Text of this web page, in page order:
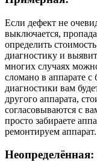
Если дефект не
выключается,
определить
диагностику и
многих случаях
сломано в аппарате с
диагностики вам
другого аппарата,
согласовываются с
просто забираете
ремонтируем аппарат.
Неопределённая: